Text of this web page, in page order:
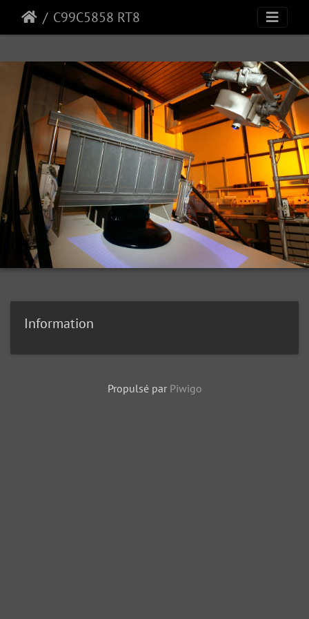
C99C5858 RT8
Information
Propulsé par Piwigo